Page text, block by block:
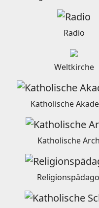
Radio
Weltkirche
Katholische
Katholische